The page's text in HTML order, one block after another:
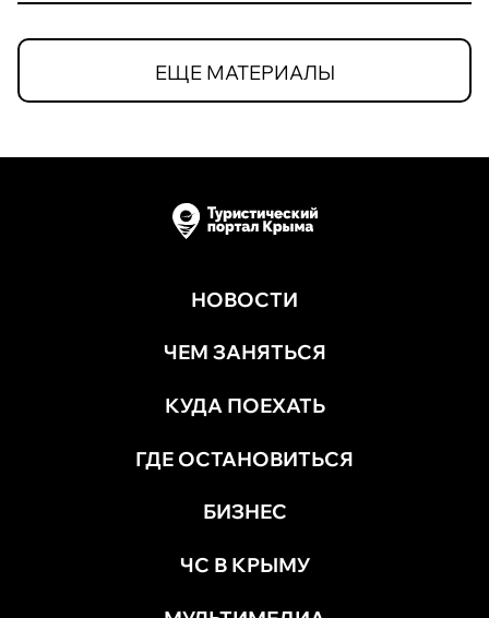
ЕЩЕ МАТЕРИАЛЫ
НОВОСТИ
ЧЕМ ЗАНЯТЬСЯ
КУДА ПОЕХАТЬ
ГДЕ ОСТАНОВИТЬСЯ
БИЗНЕС
ЧС В КРЫМУ